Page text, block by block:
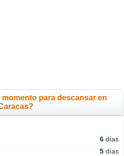
para descansar en
6 días
5 días